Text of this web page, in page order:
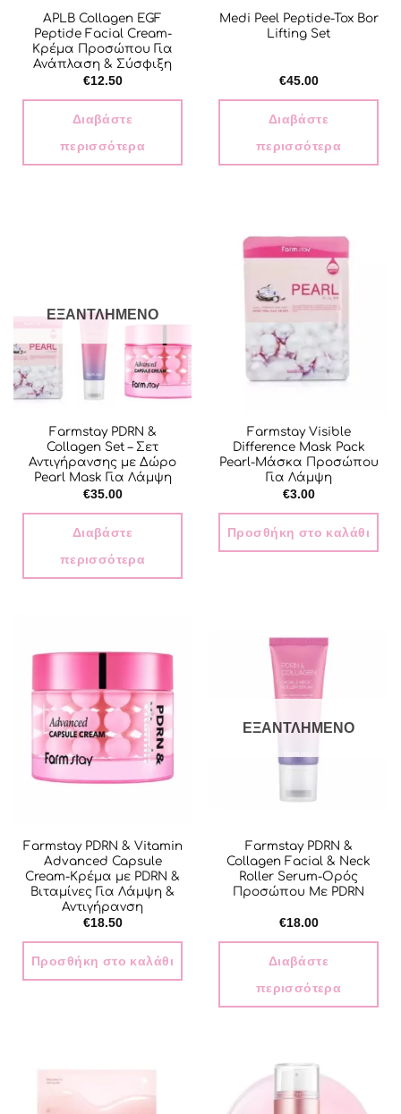
APLB Collagen EGF
Peptide Facial Cream-
Κρέμα Προσώπου Για
Ανάπλαση & Σύσφιξη
€12.50
Διαβάστε
περισσότερα
Medi Peel Peptide-Tox Bor
Lifting Set
€45.00
Διαβάστε
περισσότερα
ΕΞΑΝΤΛΗΜΈΝΟ
Farmstay PDRN &
Collagen Set – Σετ
Αντιγήρανσης με Δώρο
Pearl Mask Για Λάμψη
€35.00
Διαβάστε
περισσότερα
Farmstay Visible
Difference Mask Pack
Pearl-Μάσκα Προσώπου
Για Λάμψη
€3.00
Προσθήκη στο καλάθι
Farmstay PDRN & Vitamin
Advanced Capsule
Cream-Κρέμα με PDRN &
Βιταμίνες Για Λάμψη &
Αντιγήρανση
€18.50
Προσθήκη στο καλάθι
ΕΞΑΝΤΛΗΜΈΝΟ
Farmstay PDRN &
Collagen Facial & Neck
Roller Serum-Ορός
Προσώπου Με PDRN
€18.00
Διαβάστε
περισσότερα